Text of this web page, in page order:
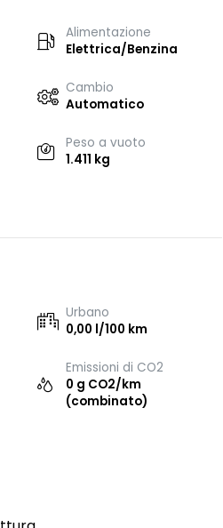
Alimentazione
Elettrica/Benzina
Cambio
Automatico
Peso a vuoto
1.411 kg
Urbano
0,00 l/100 km
Emissioni di CO2
0 g CO2/km
(combinato)